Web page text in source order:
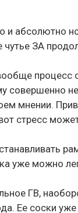
и абсолютно
ЗА
мнении.
стресс
уже можно
ГВ,
Ее соски